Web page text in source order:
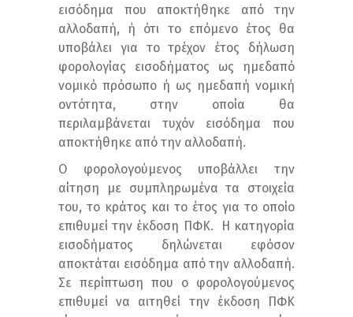
εισόδημα που αποκτήθηκε από την
αλλοδαπή, ή ότι το επόμενο έτος θα
υποβάλει για το τρέχον έτος δήλωση
φορολογίας εισοδήματος ως ημεδαπό
νομικό πρόσωπο ή ως ημεδαπή νομική
οντότητα, στην οποία θα
περιλαμβάνεται τυχόν εισόδημα που
αποκτήθηκε από την αλλοδαπή.
Ο φορολογούμενος υποβάλλει την
αίτηση με συμπληρωμένα τα στοιχεία
του, το κράτος και το έτος για το οποίο
επιθυμεί την έκδοση ΠΦΚ. Η κατηγορία
εισοδήματος δηλώνεται εφόσον
αποκτάται εισόδημα από την αλλοδαπή.
Σε περίπτωση που ο φορολογούμενος
επιθυμεί να αιτηθεί την έκδοση ΠΦΚ